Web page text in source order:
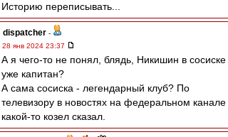
Историю переписывать...
dispatcher -
28 янв 2024 23:37
А я чего-то не понял, блядь, Никишин в сосиске
уже капитан?
А сама сосиска - легендарный клуб? По
телевизору в новостях на федеральном канале
какой-то козел сказал.